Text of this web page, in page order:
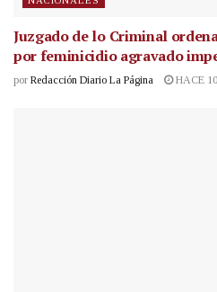
Juzgado de lo Criminal
por feminicidio agravado
por Redacción Diario La Página HACE